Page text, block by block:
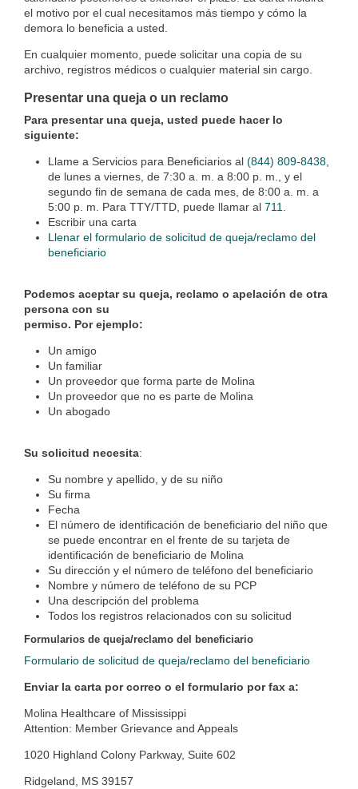
el motivo por el cual necesitamos más tiempo y cómo la
demora lo beneficia a usted.
En cualquier momento, puede solicitar una copia de su
archivo, registros médicos o cualquier material sin cargo.
Presentar una queja o un reclamo
Para presentar una queja, usted puede hacer lo
siguiente:
Llame a Servicios para Beneficiarios al (844) 809-8438,
de lunes a viernes, de 7:30 a. m. a 8:00 p. m., y el
segundo fin de semana de cada mes, de 8:00 a. m. a
5:00 p. m. Para TTY/TTD, puede llamar al 711.
Escribir una carta
Llenar el formulario de solicitud de queja/reclamo del
beneficiario
Podemos aceptar su queja, reclamo o apelación de otra
persona con su
permiso. Por ejemplo:
Un amigo
Un familiar
Un proveedor que forma parte de Molina
Un proveedor que no es parte de Molina
Un abogado
Su solicitud necesita:
Su nombre y apellido, y de su niño
Su firma
Fecha
El número de identificación de beneficiario del niño que
se puede encontrar en el frente de su tarjeta de
identificación de beneficiario de Molina
Su dirección y el número de teléfono del beneficiario
Nombre y número de teléfono de su PCP
Una descripción del problema
Todos los registros relacionados con su solicitud
Formularios de queja/reclamo del beneficiario
Formulario de solicitud de queja/reclamo del beneficiario
Enviar la carta por correo o el formulario por fax a:
Molina Healthcare of Mississippi
Attention: Member Grievance and Appeals
1020 Highland Colony Parkway, Suite 602
Ridgeland, MS 39157